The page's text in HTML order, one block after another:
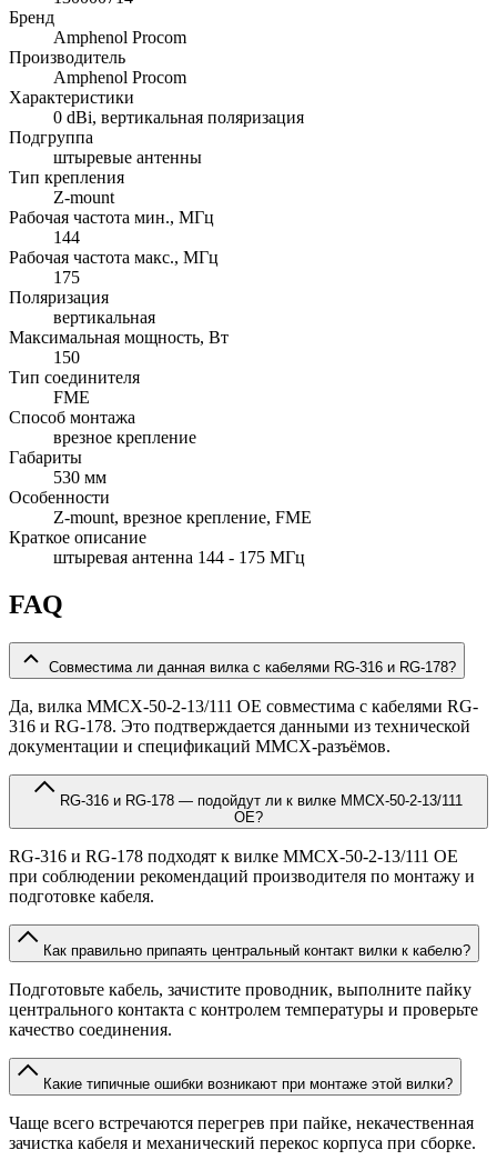
Бренд
Amphenol Procom
Производитель
Amphenol Procom
Характеристики
0 dBi, вертикальная поляризация
Подгруппа
штыревые антенны
Тип крепления
Z-mount
Рабочая частота мин., МГц
144
Рабочая частота макс., МГц
175
Поляризация
вертикальная
Максимальная мощность, Вт
150
Тип соединителя
FME
Способ монтажа
врезное крепление
Габариты
530 мм
Особенности
Z-mount, врезное крепление, FME
Краткое описание
штыревая антенна 144 - 175 МГц
FAQ
Совместима ли данная вилка с кабелями RG-316 и RG-178?
Да, вилка MMCX-50-2-13/111 OE совместима с кабелями RG-
316 и RG-178. Это подтверждается данными из технической
документации и спецификаций MMCX-разъёмов.
OE?
RG-316 и RG-178 подходят к вилке MMCX-50-2-13/111 OE
при соблюдении рекомендаций производителя по монтажу и
подготовке кабеля.
Как правильно припаять центральный контакт вилки к кабелю?
Подготовьте кабель, зачистите проводник, выполните пайку
центрального контакта с контролем температуры и проверьте
качество соединения.
Какие типичные ошибки возникают при монтаже этой вилки?
Чаще всего встречаются перегрев при пайке, некачественная
зачистка кабеля и механический перекос корпуса при сборке.